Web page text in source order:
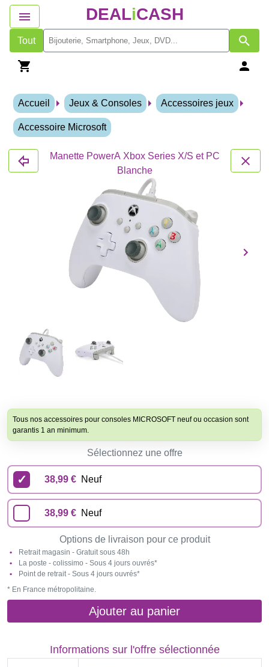
DEALiCASH
Tout
Accueil Jeux & Consoles Accessoires jeux
Accessoire Microsoft
Manette PowerA Xbox Series X/S et PC
Blanche
Tous nos accessoires pour consoles MICROSOFT neuf ou occasion sont
garantis 1 an minimum.
Sélectionnez une offre
38,99 € Neuf
38,99 € Neuf
Options de livraison pour ce produit
Retrait magasin - Gratuit sous 48h
La poste - colissimo - Sous 4 jours ouvrés*
Point de retrait - Sous 4 jours ouvrés*
* En France métropolitaine.
Ajouter au panier
Informations sur l'offre sélectionnée